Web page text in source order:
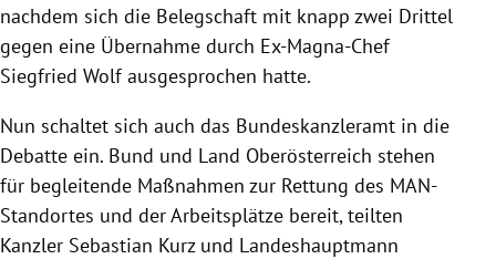
nachdem sich die Belegschaft mit knapp zwei Drittel
gegen eine Übernahme durch Ex-Magna-Chef
Siegfried Wolf ausgesprochen hatte.
Nun schaltet sich auch das Bundeskanzleramt in die
Debatte ein. Bund und Land Oberösterreich stehen
für begleitende Maßnahmen zur Rettung des MAN-
Standortes und der Arbeitsplätze bereit, teilten
Kanzler Sebastian Kurz und Landeshauptmann